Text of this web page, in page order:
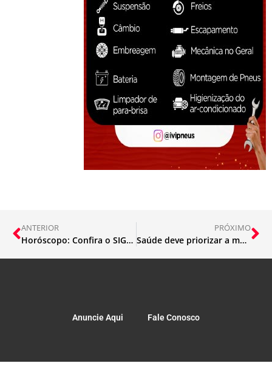
ANTERIOR
Horóscopo: Confira o SIGNO hoje 04/01
PRÓXIMO
Saúde deve priorizar a medicina preventiva, defende Marco Gomes
Anuncie Aqui Fale Conosco